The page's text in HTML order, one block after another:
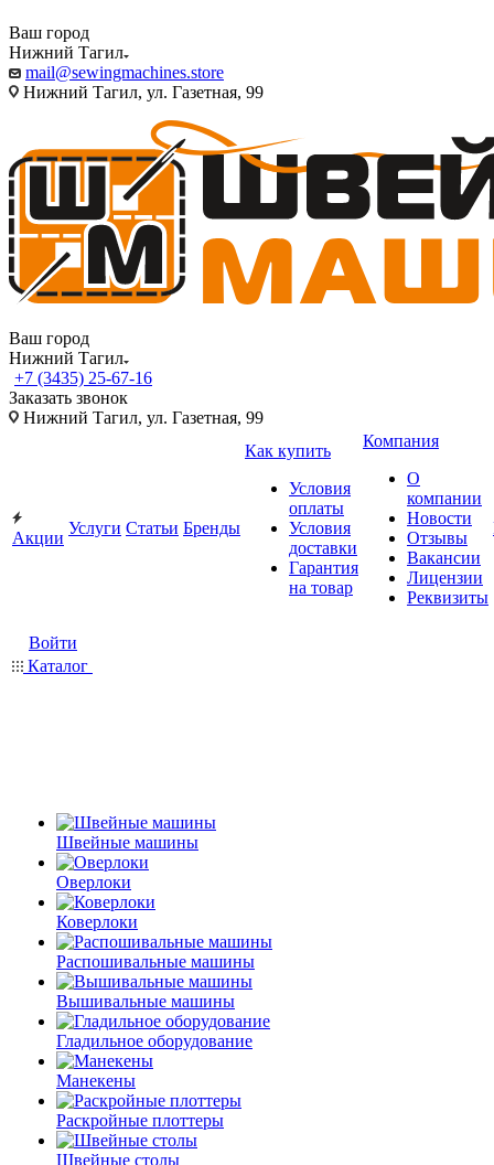
Ваш город
Нижний Тагил
mail@sewingmachines.store
Нижний Тагил, ул. Газетная, 99
Ваш город
Нижний Тагил
+7 (3435) 25-67-16
Заказать звонок
Нижний Тагил, ул. Газетная, 99
Акции
Услуги Статьи Бренды
Как купить
Условия
оплаты
Условия
доставки
Гарантия
на товар
Компания
О
компании
Новости
Отзывы
Вакансии
Лицензии
Реквизиты
Войти
Каталог
Швейные машины
Оверлоки
Коверлоки
Распошивальные машины
Вышивальные машины
Гладильное оборудование
Манекены
Раскройные плоттеры
Швейные столы